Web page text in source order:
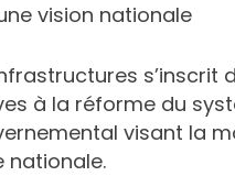
vision nationale
s’inscrit
à la réforme du
visant la
nationale.